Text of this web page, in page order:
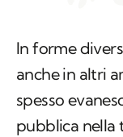
In forme
anche in altri
spesso
pubblica nella